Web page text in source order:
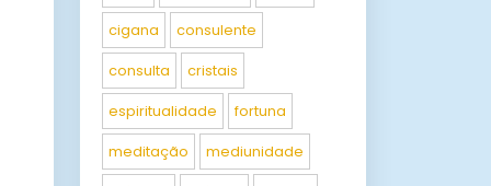
cigana consulente
consulta cristais
espiritualidade fortuna
meditação mediunidade